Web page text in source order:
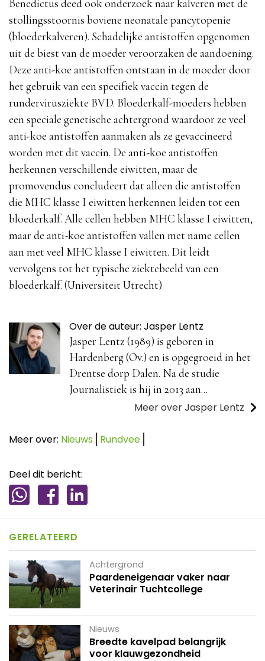
Benedictus deed ook onderzoek naar kalveren met de
stollingsstoornis boviene neonatale pancytopenie
(bloederkalveren). Schadelijke antistoffen opgenomen
uit de biest van de moeder veroorzaken de aandoening.
Deze anti-koe antistoffen ontstaan in de moeder door
het gebruik van een specifiek vaccin tegen de
rundervirusziekte BVD. Bloederkalf-moeders hebben
een speciale genetische achtergrond waardoor ze veel
anti-koe antistoffen aanmaken als ze gevaccineerd
worden met dit vaccin. De anti-koe antistoffen
herkennen verschillende eiwitten, maar de
promovendus concludeert dat alleen die antistoffen
die MHC klasse I eiwitten herkennen leiden tot een
bloederkalf. Alle cellen hebben MHC klasse I eiwitten,
maar de anti-koe antistoffen vallen met name cellen
aan met veel MHC klasse I eiwitten. Dit leidt
vervolgens tot het typische ziektebeeld van een
bloederkalf. (Universiteit Utrecht)
Over de auteur: Jasper Lentz
Jasper Lentz (1989) is geboren in
Hardenberg (Ov.) en is opgegroeid in het
Drentse dorp Dalen. Na de studie
Journalistiek is hij in 2013 aan...
Meer over Jasper Lentz
Meer over: Nieuws Rundvee
Deel dit bericht:
GERELATEERD
Achtergrond
Paardeneigenaar vaker naar
Veterinair Tuchtcollege
Nieuws
Breedte kavelpad belangrijk
voor klauwgezondheid